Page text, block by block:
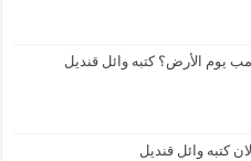
يوم الأرض؟ كتبه وائل قنديل
كتبه وائل قنديل